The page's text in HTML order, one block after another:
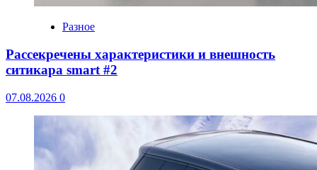
Разное
Рассекречены характеристики и внешность
ситикара smart #2
07.08.2026 0